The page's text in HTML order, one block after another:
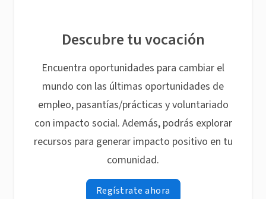
Descubre tu vocación
Encuentra oportunidades para cambiar el
mundo con las últimas oportunidades de
empleo, pasantías/prácticas y voluntariado
con impacto social. Además, podrás explorar
recursos para generar impacto positivo en tu
comunidad.
Regístrate ahora